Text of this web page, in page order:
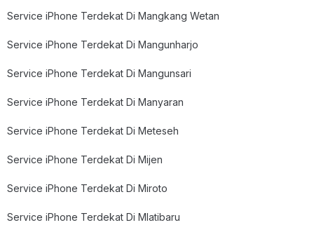
Service iPhone Terdekat Di Mangkang Wetan
Service iPhone Terdekat Di Mangunharjo
Service iPhone Terdekat Di Mangunsari
Service iPhone Terdekat Di Manyaran
Service iPhone Terdekat Di Meteseh
Service iPhone Terdekat Di Mijen
Service iPhone Terdekat Di Miroto
Service iPhone Terdekat Di Mlatibaru